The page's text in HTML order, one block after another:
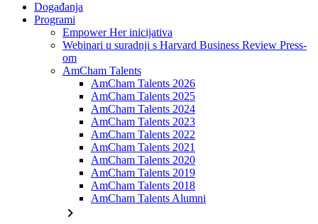
Događanja
Programi
Empower Her inicijativa
Webinari u suradnji s Harvard Business Review Press-
om
AmCham Talents
AmCham Talents 2026
AmCham Talents 2025
AmCham Talents 2024
AmCham Talents 2023
AmCham Talents 2022
AmCham Talents 2021
AmCham Talents 2020
AmCham Talents 2019
AmCham Talents 2018
AmCham Talents Alumni
chevron_right